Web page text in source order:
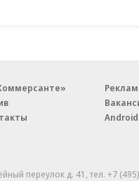
Android
переулок д. 41,тел. +7